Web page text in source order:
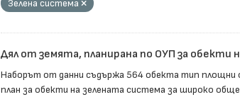
Зелена система
Дял от земята, планирана по ОУП за обекти
Наборът от данни съдържа 564 обекта тип площни
план за обекти на зелената система за широко